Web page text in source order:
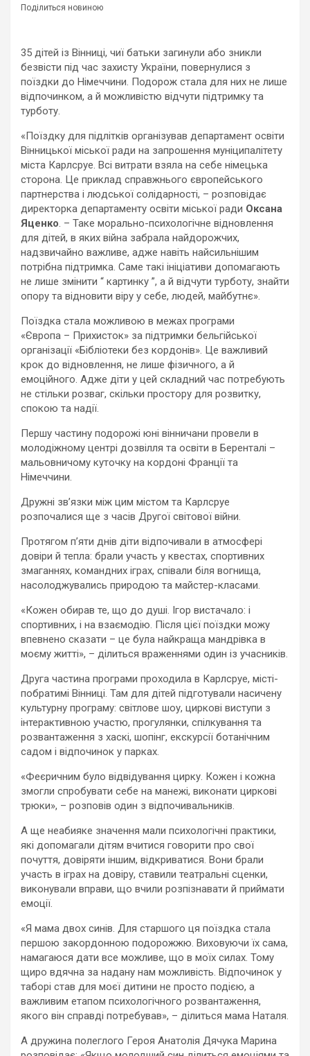
Поділиться новиною
35 дітей із Вінниці, чиї батьки загинули або зникли
безвісти під час захисту України, повернулися з
поїздки до Німеччини. Подорож стала для них не лише
відпочинком, а й можливістю відчути підтримку та
турботу.
«Поїздку для підлітків організував департамент освіти
Вінницької міської ради на запрошення муніципалітету
міста Карлсруе. Всі витрати взяла на себе німецька
сторона. Це приклад справжнього європейського
партнерства і людської солідарності, – розповідає
директорка департаменту освіти міської ради Оксана
Яценко. – Таке морально-психологічне відновлення
для дітей, в яких війна забрала найдорожчих,
надзвичайно важливе, адже навіть найсильнішим
потрібна підтримка. Саме такі ініціативи допомагають
не лише змінити “ картинку ”, а й відчути турботу, знайти
опору та відновити віру у себе, людей, майбутнє».
Поїздка стала можливою в межах програми
«Європа – Прихисток» за підтримки бельгійської
організації «Бібліотеки без кордонів». Це важливий
крок до відновлення, не лише фізичного, а й
емоційного. Адже діти у цей складний час потребують
не стільки розваг, скільки простору для розвитку,
спокою та надії.
Першу частину подорожі юні вінничани провели в
молодіжному центрі дозвілля та освіти в Беренталі –
мальовничому куточку на кордоні Франції та
Німеччини.
Дружні зв’язки між цим містом та Карлсруе
розпочалися ще з часів Другої світової війни.
Протягом п’яти днів діти відпочивали в атмосфері
довіри й тепла: брали участь у квестах, спортивних
змаганнях, командних іграх, співали біля вогнища,
насолоджувались природою та майстер-класами.
«Кожен обирав те, що до душі. Ігор вистачало: і
спортивних, і на взаємодію. Після цієї поїздки можу
впевнено сказати – це була найкраща мандрівка в
моєму житті», – ділиться враженнями один із учасників.
Друга частина програми проходила в Карлсруе, місті-
побратимі Вінниці. Там для дітей підготували насичену
культурну програму: світлове шоу, циркові виступи з
інтерактивною участю, прогулянки, спілкування та
розвантаження з хаскі, шопінг, екскурсії ботанічним
садом і відпочинок у парках.
«Феєричним було відвідування цирку. Кожен і кожна
змогли спробувати себе на манежі, виконати циркові
трюки», – розповів один з відпочивальників.
А ще неабияке значення мали психологічні практики,
які допомагали дітям вчитися говорити про свої
почуття, довіряти іншим, відкриватися. Вони брали
участь в іграх на довіру, ставили театральні сценки,
виконували вправи, що вчили розпізнавати й приймати
емоції.
«Я мама двох синів. Для старшого ця поїздка стала
першою закордонною подорожжю. Виховуючи їх сама,
намагаюся дати все можливе, що в моїх силах. Тому
щиро вдячна за надану нам можливість. Відпочинок у
таборі став для моєї дитини не просто подією, а
важливим етапом психологічного розвантаження,
якого він справді потребував», – ділиться мама Наталя.
А дружина полеглого Героя Анатолія Дячука Марина